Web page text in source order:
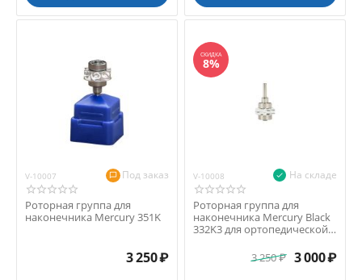
V-10007 Под заказ
Роторная группа для
наконечника Mercury 351K
3 250₽
СКИДКА
8%
V-10008 На складе
Роторная группа для
наконечника Mercury Black
332K3 для ортопедической
3 250₽ 3 000₽